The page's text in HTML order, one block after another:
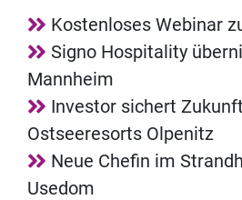
Kostenloses Webinar
Signo Hospitality
Mannheim
Investor sichert
Ostseeresorts Olpenitz
Neue Chefin im
Usedom